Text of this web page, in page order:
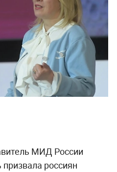
МИД России
россиян